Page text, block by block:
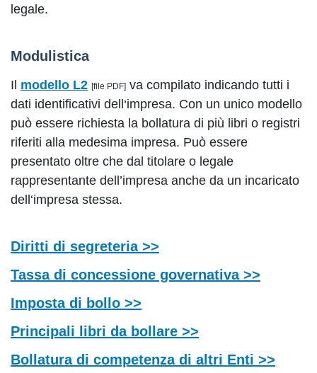
legale.
Modulistica
Il modello L2 [file PDF] va compilato indicando tutti i
dati identificativi dell‘impresa. Con un unico modello
può essere richiesta la bollatura di più libri o registri
riferiti alla medesima impresa. Può essere
presentato oltre che dal titolare o legale
rappresentante dell’impresa anche da un incaricato
dell‘impresa stessa.
Diritti di segreteria >>
Tassa di concessione governativa >>
Imposta di bollo >>
Principali libri da bollare >>
Bollatura di competenza di altri Enti >>